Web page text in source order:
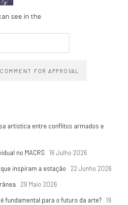
see in the
FOR APPROVAL
artística entre conflitos armados e
no MACRS
16 Julho 2026
inspiram a estação
22 Junho 2026
29 Maio 2026
fundamental para o futuro da arte? 19